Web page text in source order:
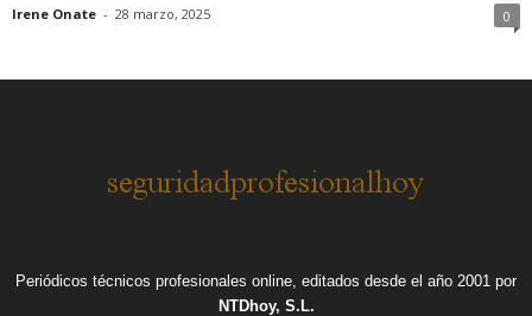
Irene Onate - 28 marzo, 2025 0
Periódicos técnicos profesionales online, editados desde el año 2001 por
NTDhoy, S.L.